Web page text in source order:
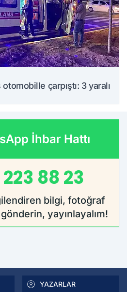
çarpıştı: 3 yaralı
İhbar Hattı
88 23
bilgi, fotoğraf
gönderin, yayınlayalım!
YAZARLAR